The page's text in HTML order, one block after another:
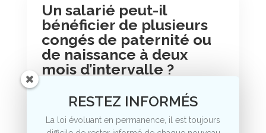
Un salarié peut-il
bénéficier de plusieurs
congés de paternité ou
de naissance à deux
mois d’intervalle ?
Un salarié peut-il bénéficier de plusieurs
congés de paternité ou de naissance à
RESTEZ INFORMÉS
La loi évoluant en permanence, il est toujours